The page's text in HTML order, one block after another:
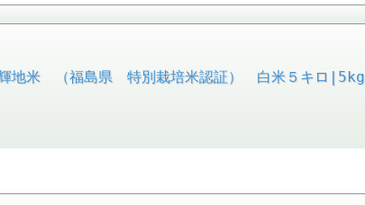
輝地米 （福島県 特別栽培米認証） 白米５キロ|5kg